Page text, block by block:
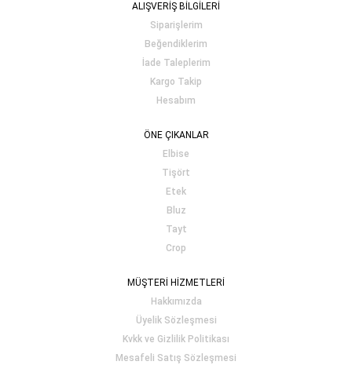
ALIŞVERİŞ BİLGİLERİ
Siparişlerim
Beğendiklerim
İade Taleplerim
Kargo Takip
Hesabım
ÖNE ÇIKANLAR
Elbise
Tişört
Etek
Bluz
Tayt
Crop
MÜŞTERİ HİZMETLERİ
Hakkımızda
Üyelik Sözleşmesi
Kvkk ve Gizlilik Politikası
Mesafeli Satış Sözleşmesi